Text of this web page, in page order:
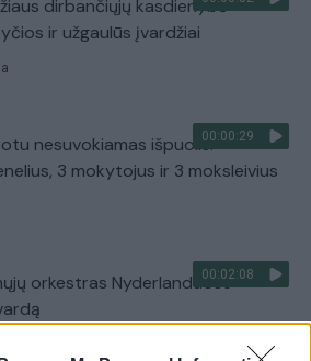
dirbančiųjų kasdienybė –
ir užgaulūs įvardžiai
00:00:29
nesuvokiamas išpuolis:
3 mokytojus ir 3 moksleivius
00:02:08
orkestras Nyderlanduose